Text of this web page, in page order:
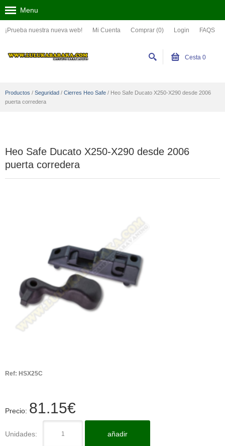
¡Prueba nuestra nueva web! Mi Cuenta Comprar (0) Login FAQS
Menu
Cesta 0
Productos / Seguridad / Cierres Heo Safe / Heo Safe Ducato X250-X290 desde 2006
puerta corredera
Heo Safe Ducato X250-X290 desde 2006
puerta corredera
Ref: HSX25C
Precio: 81.15€
Unidades: añadir